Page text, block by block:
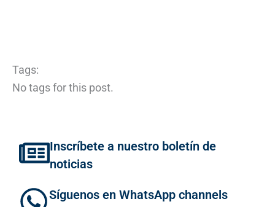
Tags:
No tags for this post.
Inscríbete a nuestro boletín de
noticias
Síguenos en WhatsApp channels